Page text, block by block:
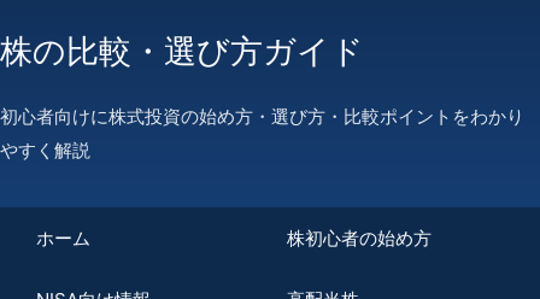
株の比較・選び方ガイド
初心者向けに株式投資の始め方・選び方・比較ポイントをわかり
やすく解説
ホーム 株初心者の始め方